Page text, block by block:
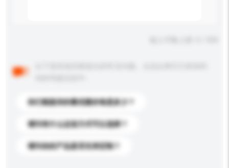
你们能提供的最优惠价格是多少？
请问有什么运送方式可以选择？
请问你的产品是否支持定制？